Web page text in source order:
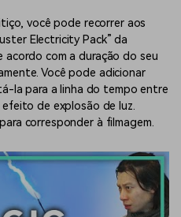
você pode recorrer aos
Electricity Pack” da
acordo com a duração do seu
Você pode adicionar
la para a linha do tempo entre
de explosão de luz.
corresponder à filmagem.